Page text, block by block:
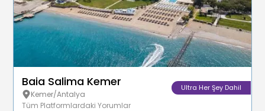
Baia Salima Kemer
Kemer/Antalya
Ultra Her Şey Dahil
Tüm Platformlardaki Yorumlar